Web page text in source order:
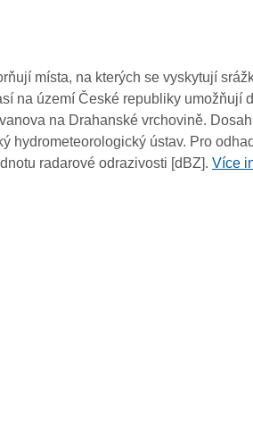
místa, na kterých se vyskytují
na území České republiky umožňují
na Drahanské vrchovině.
hydrometeorologický ústav. Pro
radarové odrazivosti [dBZ].Více